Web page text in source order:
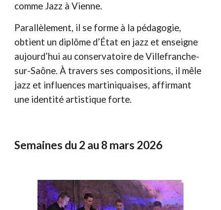
comme Jazz à Vienne.
Parallèlement, il se forme à la pédagogie,
obtient un diplôme d’État en jazz et enseigne
aujourd’hui au conservatoire de Villefranche-
sur-Saône. À travers ses compositions, il mêle
jazz et influences martiniquaises, affirmant
une identité artistique forte.
Semaines du 2 au 8 mars 2026